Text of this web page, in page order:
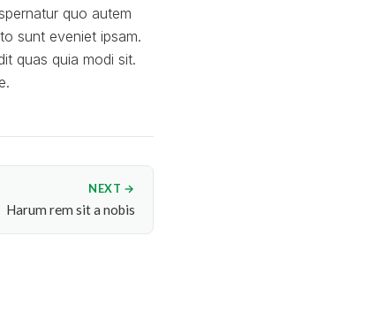
quo autem
sunt eveniet ipsam.
quas quia modi sit.
NEXT →
Harum rem sit a nobis